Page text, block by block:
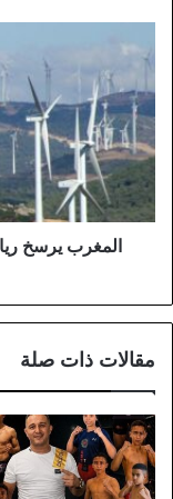
يرسخ
في
الطاقات
المتجددة
ويعزز
تحوله
الطاقي
المستدامالمغرب يرسخ
مقالات ذات صلة